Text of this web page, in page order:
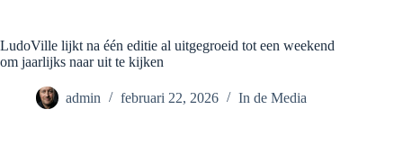
LudoVille lijkt na één editie al uitgegroeid tot een weekend
om jaarlijks naar uit te kijken
admin februari 22, 2026 In de Media